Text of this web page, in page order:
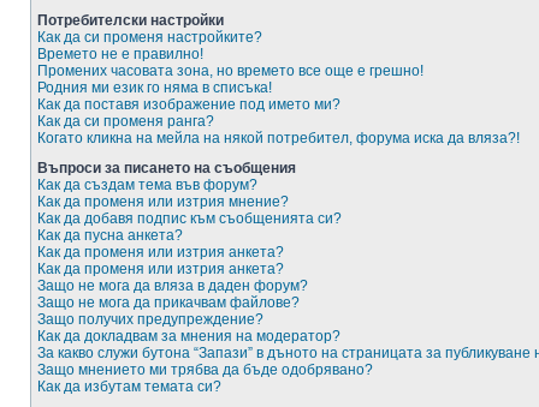
Потребителски настройки
Как да си променя настройките?
Времето не е правилно!
Промених часовата зона, но времето все още е грешно!
Родния ми език го няма в списъка!
Как да поставя изображение под името ми?
Как да си променя ранга?
Когато кликна на мейла на някой потребител, форума иска да вляза?!
Въпроси за писането на съобщения
Как да създам тема във форум?
Как да променя или изтрия мнение?
Как да добавя подпис към съобщенията си?
Как да пусна анкета?
Как да променя или изтрия анкета?
Как да променя или изтрия анкета?
Защо не мога да вляза в даден форум?
Защо не мога да прикачвам файлове?
Защо получих предупреждение?
Как да докладвам за мнения на модератор?
За какво служи бутона “Запази” в дъното на страницата за
Защо мнението ми трябва да бъде одобрявано?
Как да избутам темата си?